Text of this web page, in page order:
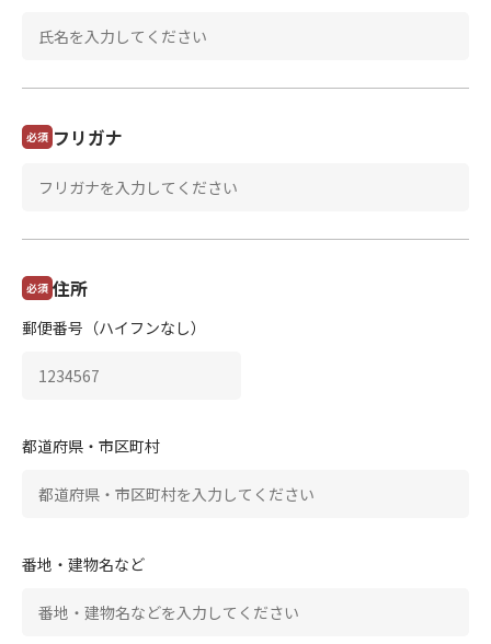
必須 フリガナ
必須 住所
郵便番号（ハイフンなし）
都道府県・市区町村
番地・建物名など